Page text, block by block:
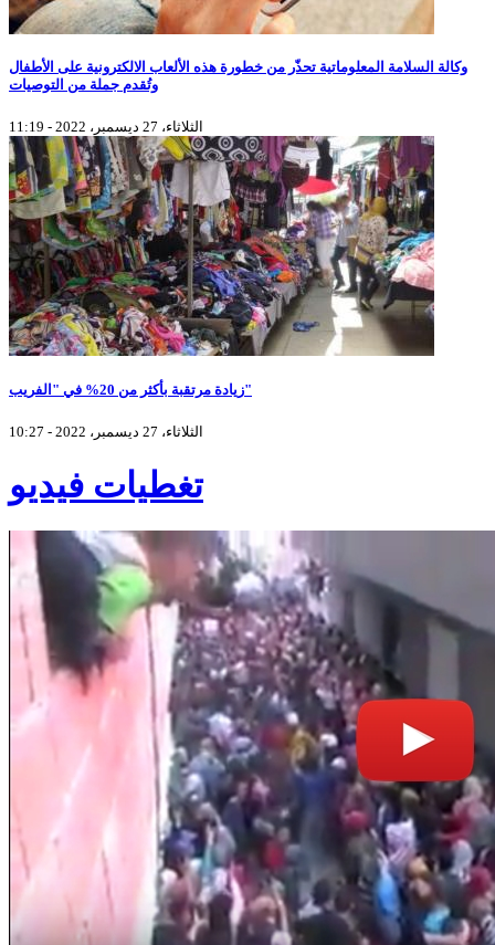
وكالة السلامة المعلوماتية تحذّر من خطورة هذه الألعاب الالكترونية على الأطفال
وتُقدم جملة من التوصيات
الثلاثاء، 27 ديسمبر، 2022 - 11:19
زيادة مرتقبة بأكثر من 20% في "الفريب"
الثلاثاء، 27 ديسمبر، 2022 - 10:27
تغطيات فيديو